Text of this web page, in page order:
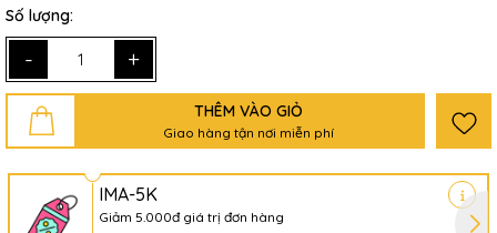
Số lượng:
- +
THÊM VÀO GIỎ
Giao hàng tận nơi miễn phí
IMA-5K
Giảm 5.000đ giá trị đơn hàng